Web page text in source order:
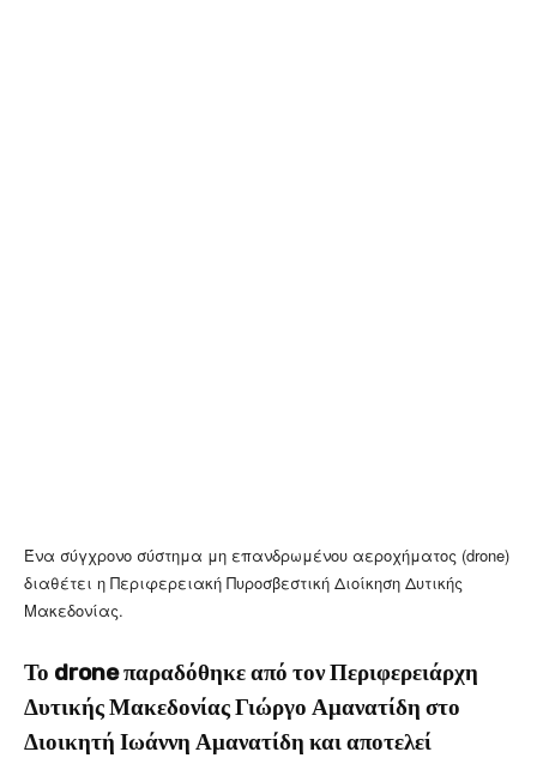
Ένα σύγχρονο σύστημα μη επανδρωμένου αεροχήματος (drone)
διαθέτει η Περιφερειακή Πυροσβεστική Διοίκηση Δυτικής
Μακεδονίας.
Το drone παραδόθηκε από τον Περιφερειάρχη
Δυτικής Μακεδονίας Γιώργο Αμανατίδη στο
Διοικητή Ιωάννη Αμανατίδη και αποτελεί